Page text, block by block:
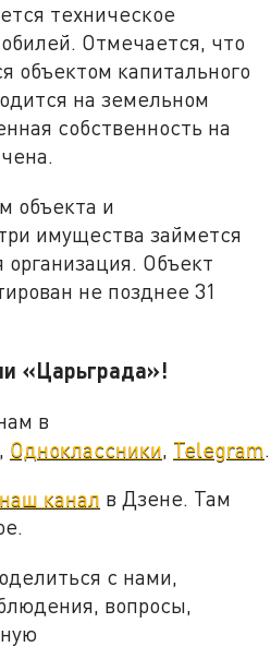
техническое
Отмечается, что
объектом капитального
на земельном
собственность на
объекта и
имущества займется
Объект
не позднее 31
«Царьграда»!
в
Одноклассники Telegram
наш канал в Дзене. Там
с нами,
вопросы,